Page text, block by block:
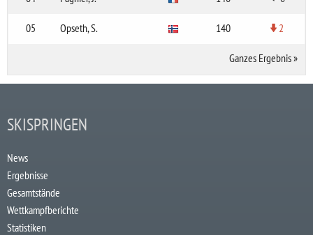
05 Opseth, S. 140 2
Ganzes Ergebnis»
SKISPRINGEN
News
Ergebnisse
Gesamtstände
Wettkampfberichte
Statistiken